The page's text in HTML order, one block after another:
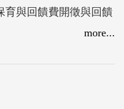
育與回饋費開徵與回饋
系統化管理，並與原系
統擴充、網頁更新、宣
明會等，提供水源保
more...